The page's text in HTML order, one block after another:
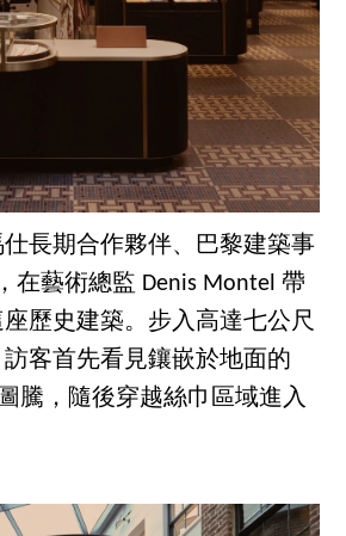
長期合作夥伴、巴黎建築事
在藝術總監 Denis Montel 帶
歷史建築。步入高達七公尺
客首先看見鑲嵌於地面的
騰，隨後穿越絲巾區域進入